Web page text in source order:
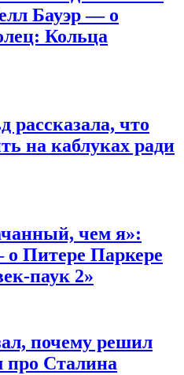
Бауэр — о
Кольца
рассказала, что
на каблуках ради
чем я»:
Питере Паркере
паук 2»
почему решил
про Сталина